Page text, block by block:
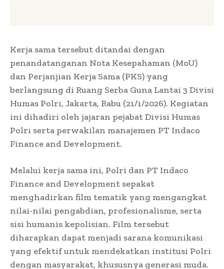
Kerja sama tersebut ditandai dengan
penandatanganan Nota Kesepahaman (MoU)
dan Perjanjian Kerja Sama (PKS) yang
berlangsung di Ruang Serba Guna Lantai 3 Divisi
Humas Polri, Jakarta, Rabu (21/1/2026). Kegiatan
ini dihadiri oleh jajaran pejabat Divisi Humas
Polri serta perwakilan manajemen PT Indaco
Finance and Development.
Melalui kerja sama ini, Polri dan PT Indaco
Finance and Development sepakat
menghadirkan film tematik yang mengangkat
nilai-nilai pengabdian, profesionalisme, serta
sisi humanis kepolisian. Film tersebut
diharapkan dapat menjadi sarana komunikasi
yang efektif untuk mendekatkan institusi Polri
dengan masyarakat, khususnya generasi muda.